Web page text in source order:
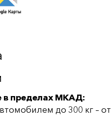
в пределах МКАД:
до 300 кг – от